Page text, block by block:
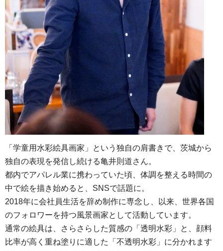
「学童用水彩絵具画家」という独自の肩書きで、茨城から
独自の表現を発信し続ける亀井則道さん。
都内でアパレル業に携わっていた頃、体調を整える時間の
中で絵を描き始めると、SNSで話題に。
2018年に会社員生活を辞め制作に専念し、以来、世界各国
のフォロワーを持つ風景画家として活動しています。
通常の絵具は、さらさらした質感の「透明水彩」と、顔料
比率が高く重ね塗りに適した「不透明水彩」に分かれます